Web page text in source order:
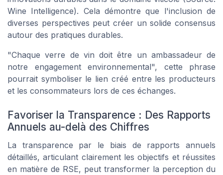
Wine Intelligence). Cela démontre que l'inclusion de
diverses perspectives peut créer un solide consensus
autour des pratiques durables.
"Chaque verre de vin doit être un ambassadeur de
notre engagement environnemental", cette phrase
pourrait symboliser le lien créé entre les producteurs
et les consommateurs lors de ces échanges.
Favoriser la Transparence : Des Rapports
Annuels au-delà des Chiffres
La transparence par le biais de rapports annuels
détaillés, articulant clairement les objectifs et réussites
en matière de RSE, peut transformer la perception du